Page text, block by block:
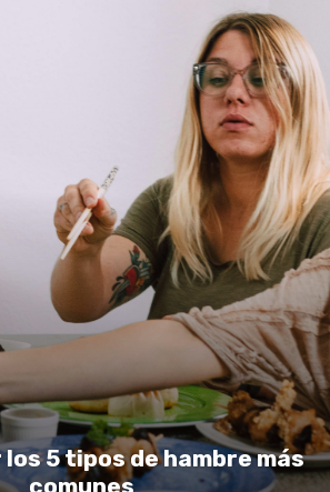
5 tipos de hambre más
comunes